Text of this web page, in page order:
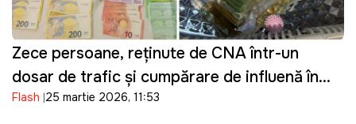
Zece persoane, reținute de CNA într-un
dosar de trafic și cumpărare de influență în
domeniul transportului
Flash 25 martie 2026, 11:53